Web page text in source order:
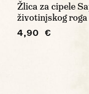
Žlica za cipele
životinjskog roga
4,90 €